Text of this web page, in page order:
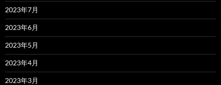
2023年7月
2023年6月
2023年5月
2023年4月
2023年3月